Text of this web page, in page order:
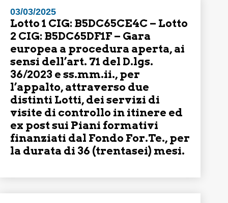
03/03/2025
Lotto 1 CIG: B5DC65CE4C – Lotto
2 CIG: B5DC65DF1F – Gara
europea a procedura aperta, ai
sensi dell’art. 71 del D.lgs.
36/2023 e ss.mm.ii., per
l’appalto, attraverso due
distinti Lotti, dei servizi di
visite di controllo in itinere ed
ex post sui Piani formativi
finanziati dal Fondo For.Te., per
la durata di 36 (trentasei) mesi.